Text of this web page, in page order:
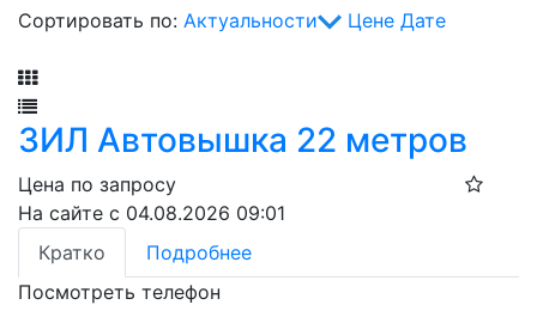
Сортировать по: Актуальности Цене Дате
ЗИЛ Автовышка 22 метров
Цена по запросу
На сайте с 04.08.2026 09:01
Кратко
Подробнее
Посмотреть телефон